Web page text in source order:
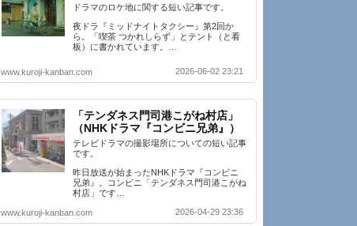
ドラマのロケ地に関する短い記事です。
夜ドラ『ミッドナイトタクシー』第2回か
ら。「喫茶 つかれしらず」とテント（と看
板）に書かれています。…
www.kuroji-kanban.com 2026-06-02 23:21
「テンダネス門司港こがね村店」
（NHKドラマ『コンビニ兄弟』）
テレビドラマの撮影場所についての短い記事
です。
昨日放送が始まったNHKドラマ『コンビニ
兄弟』。コンビニ「テンダネス門司港こがね
村店」です…
www.kuroji-kanban.com 2026-04-29 23:36